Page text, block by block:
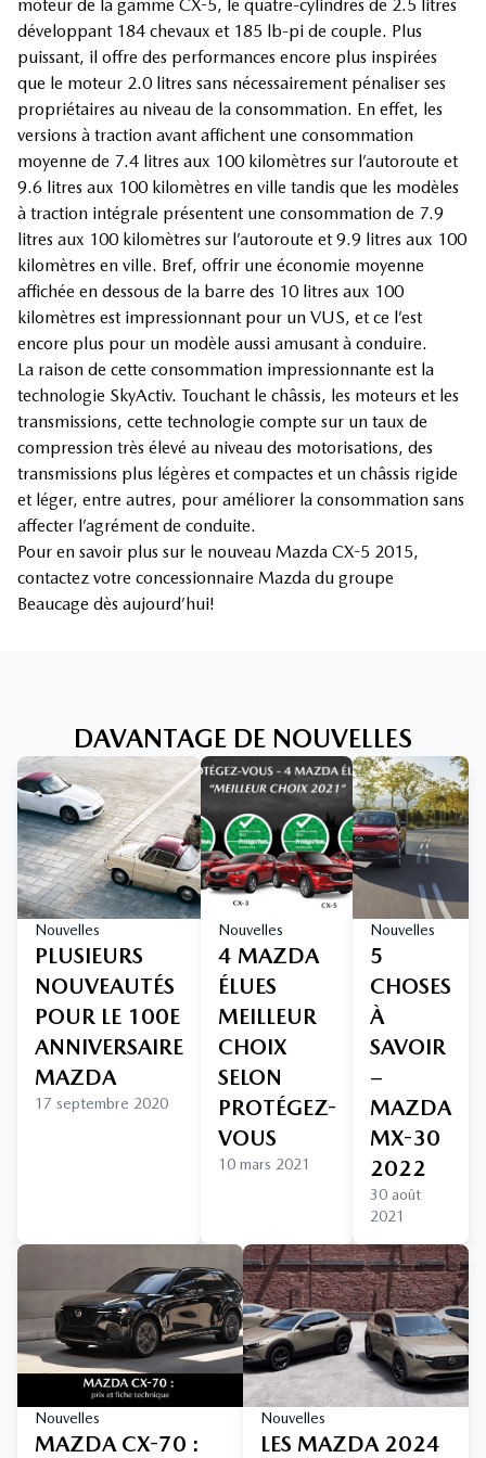
moteur de la gamme CX-5, le quatre-cylindres de 2.5 litres
développant 184 chevaux et 185 lb-pi de couple. Plus
puissant, il offre des performances encore plus inspirées
que le moteur 2.0 litres sans nécessairement pénaliser ses
propriétaires au niveau de la consommation. En effet, les
versions à traction avant affichent une consommation
moyenne de 7.4 litres aux 100 kilomètres sur l’autoroute et
9.6 litres aux 100 kilomètres en ville tandis que les modèles
à traction intégrale présentent une consommation de 7.9
litres aux 100 kilomètres sur l’autoroute et 9.9 litres aux 100
kilomètres en ville. Bref, offrir une économie moyenne
affichée en dessous de la barre des 10 litres aux 100
kilomètres est impressionnant pour un VUS, et ce l’est
encore plus pour un modèle aussi amusant à conduire.
La raison de cette consommation impressionnante est la
technologie SkyActiv. Touchant le châssis, les moteurs et les
transmissions, cette technologie compte sur un taux de
compression très élevé au niveau des motorisations, des
transmissions plus légères et compactes et un châssis rigide
et léger, entre autres, pour améliorer la consommation sans
affecter l’agrément de conduite.
Pour en savoir plus sur le nouveau Mazda CX-5 2015,
contactez votre concessionnaire Mazda du groupe
Beaucage dès aujourd’hui!
DAVANTAGE DE NOUVELLES
Nouvelles
PLUSIEURS
NOUVEAUTÉS
POUR LE 100E
ANNIVERSAIRE
MAZDA
17 septembre 2020
Nouvelles
4 MAZDA
ÉLUES
MEILLEUR
CHOIX
SELON
PROTÉGEZ-
VOUS
10 mars 2021
Nouvelles
5
CHOSES
À
SAVOIR
–
MAZDA
MX-30
2022
30 août
2021
Nouvelles
MAZDA CX-70 :
Nouvelles
LES MAZDA 2024